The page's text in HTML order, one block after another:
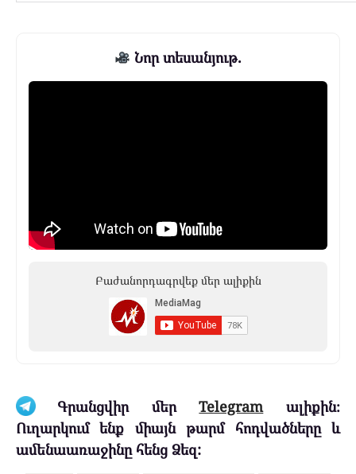
Նոր տեսանյութ.
Բաժանորդագրվեք մեր ալիքին
Գրանցվիր մերTelegramալիքին։
Ուղարկում ենք միայն թարմ հոդվածները և
ամենաառաջինը հենց Ձեզ: